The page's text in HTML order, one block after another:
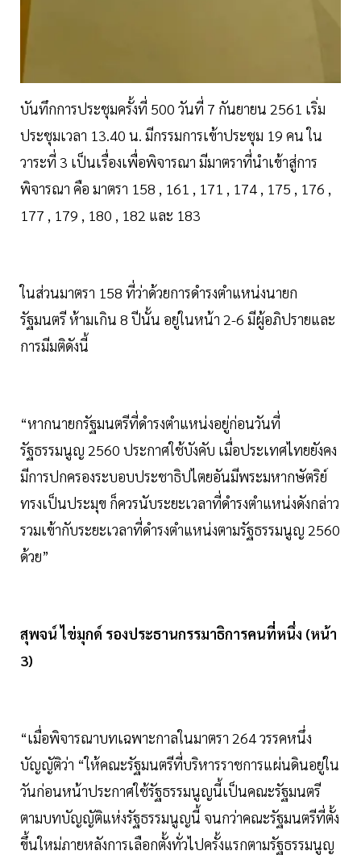
บันทึกการประชุมครั้งที่ 500 วันที่ 7 กันยายน 2561 เริ่ม
ประชุมเวลา 13.40 น. มีกรรมการเข้าประชุม 19 คน ใน
วาระที่ 3 เป็นเรื่องเพื่อพิจารณา มีมาตราที่นำเข้าสู่การ
พิจารณา คือ มาตรา 158 , 161 , 171 , 174 , 175 , 176 ,
177 , 179 , 180 , 182 และ 183
ในส่วนมาตรา 158 ที่ว่าด้วยการดำรงตำแหน่งนายก
รัฐมนตรี ห้ามเกิน 8 ปีนั้น อยู่ในหน้า 2-6 มีผู้อภิปรายและ
การมีมติดังนี้
“หากนายกรัฐมนตรีที่ดำรงตำแหน่งอยู่ก่อนวันที่
รัฐธรรมนูญ 2560 ประกาศใช้บังคับ เมื่อประเทศไทยยังคง
มีการปกครองระบอบประชาธิปไตยอันมีพระมหากษัตริย์
ทรงเป็นประมุข ก็ควรนับระยะเวลาที่ดำรงตำแหน่งดังกล่าว
รวมเข้ากับระยะเวลาที่ดำรงตำแหน่งตามรัฐธรรมนูญ 2560
ด้วย”
สุพจน์ ไข่มุกด์ รองประธานกรรมาธิการคนที่หนึ่ง (หน้า
3)
“เมื่อพิจารณาบทเฉพาะกาลในมาตรา 264 วรรคหนึ่ง
บัญญัติว่า “ให้คณะรัฐมนตรีที่บริหารราชการแผ่นดินอยู่ใน
วันก่อนหน้าประกาศใช้รัฐธรรมนูญนี้เป็นคณะรัฐมนตรี
ตามบทบัญญัติแห่งรัฐธรรมนูญนี้ จนกว่าคณะรัฐมนตรีที่ตั้ง
ขึ้นใหม่ภายหลังการเลือกตั้งทั่วไปครั้งแรกตามรัฐธรรมนูญ